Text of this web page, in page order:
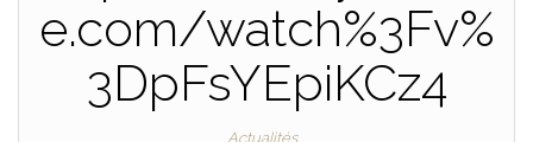
e.com/watch%3Fv%
3DpFsYEpiKCz4
Actualités